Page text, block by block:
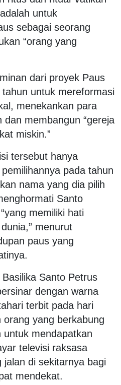
untuk
sebagai seorang
“orang yang
dari proyek Paus
untuk mereformasi
menekankan para
dan membangun “gereja
miskin.”
tersebut hanya
pada tahun
nama yang dia pilih
Santo
memiliki hati
menurut
paus yang
Santo Petrus
dengan warna
terbit pada hari
yang berkabung
untuk mendapatkan
televisi raksasa
jalan di sekitarnya bagi
mendekat.